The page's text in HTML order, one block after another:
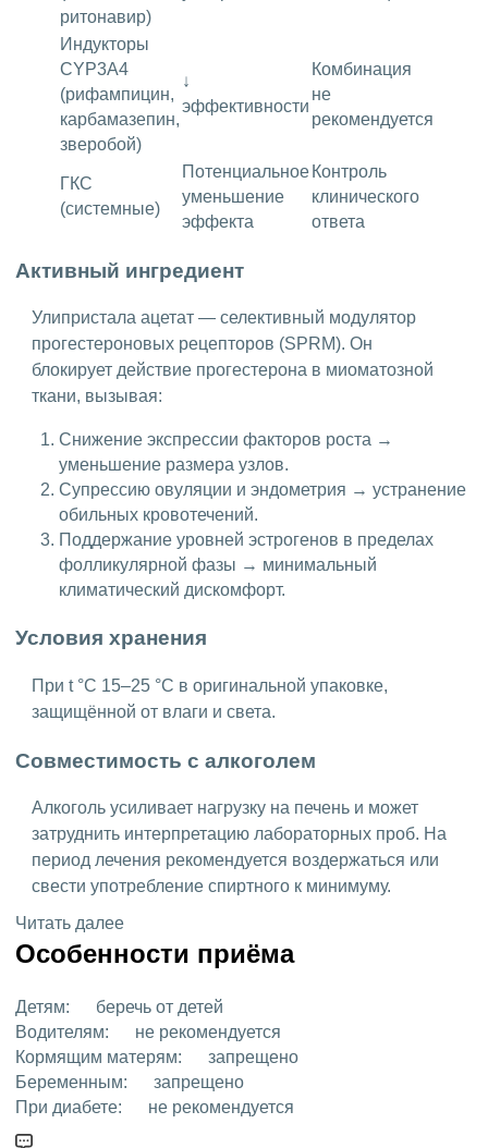
ритонавир)
Индукторы
CYP3A4
(рифампицин,
карбамазепин,
зверобой)
↓
эффективности
Комбинация
не
рекомендуется
ГКС
(системные)
Потенциальное
уменьшение
эффекта
Контроль
клинического
ответа
Активный ингредиент
Улипристала ацетат — селективный модулятор
прогестероновых рецепторов (SPRM). Он
блокирует действие прогестерона в миоматозной
ткани, вызывая:
Снижение экспрессии факторов роста →
уменьшение размера узлов.
Супрессию овуляции и эндометрия → устранение
обильных кровотечений.
Поддержание уровней эстрогенов в пределах
фолликулярной фазы → минимальный
климатический дискомфорт.
Условия хранения
При t °С 15–25 °C в оригинальной упаковке,
защищённой от влаги и света.
Совместимость с алкоголем
Алкоголь усиливает нагрузку на печень и может
затруднить интерпретацию лабораторных проб. На
период лечения рекомендуется воздержаться или
свести употребление спиртного к минимуму.
Читать далее
Особенности приёма
Детям:
беречь от детей
Водителям:
не рекомендуется
Кормящим матерям:
запрещено
Беременным:
запрещено
При диабете:
не рекомендуется